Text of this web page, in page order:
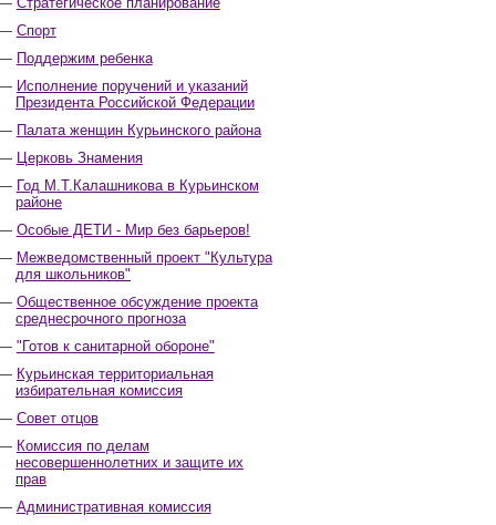
Спорт
Поддержим ребенка
Исполнение поручений и указаний
Президента Российской Федерации
Палата женщин Курьинского района
Церковь Знамения
Год М.Т.Калашникова в Курьинском
районе
Особые ДЕТИ - Мир без барьеров!
Межведомственный проект "Культура
для школьников"
Общественное обсуждение проекта
среднесрочного прогноза
"Готов к санитарной обороне"
Курьинская территориальная
избирательная комиссия
Совет отцов
Комиссия по делам
несовершеннолетних и защите их
прав
Административная комиссия